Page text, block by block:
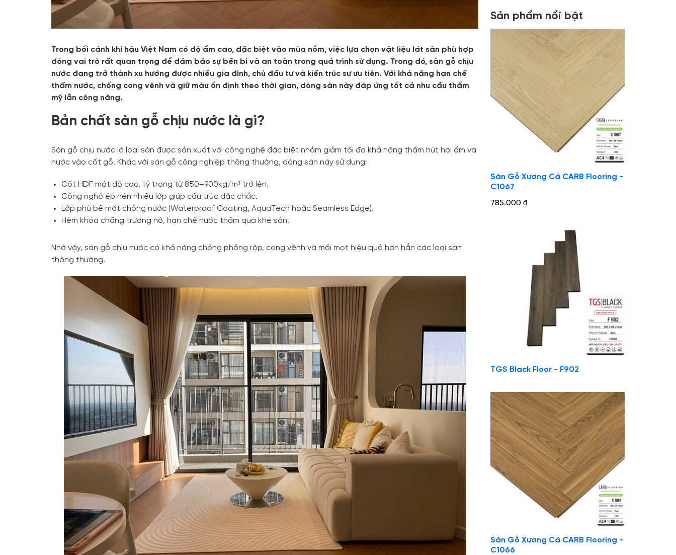
Trong bối cảnh khí hậu Việt Nam có độ ẩm cao, đặc biệt vào mùa nồm, việc lựa chọn vật liệu lát sàn phù hợp
đóng vai trò rất quan trọng để đảm bảo sự bền bỉ và an toàn trong quá trình sử dụng. Trong đó, sàn gỗ chịu
nước đang trở thành xu hướng được nhiều gia đình, chủ đầu tư và kiến trúc sư ưu tiên. Với khả năng hạn chế
thấm nước, chống cong vênh và giữ màu ổn định theo thời gian, dòng sàn này đáp ứng tốt cả nhu cầu thẩm
mỹ lẫn công năng.
Bản chất sàn gỗ chịu nước là gì?
Sàn gỗ chịu nước là loại sàn được sản xuất với công nghệ đặc biệt nhằm giảm tối đa khả năng thấm hút hơi ẩm và
nước vào cốt gỗ. Khác với sàn gỗ công nghiệp thông thường, dòng sàn này sử dụng:
Cốt HDF mật độ cao, tỷ trọng từ 850–900kg/m³ trở lên.
Công nghệ ép nén nhiều lớp giúp cấu trúc đặc chắc.
Lớp phủ bề mặt chống nước (Waterproof Coating, AquaTech hoặc Seamless Edge).
Hèm khóa chống trương nở, hạn chế nước thấm qua khe sàn.
Nhờ vậy, sàn gỗ chịu nước có khả năng chống phồng rộp, cong vênh và mối mọt hiệu quả hơn hẳn các loại sàn
thông thường.
Sản phẩm nổi bật
Sàn Gỗ Xương Cá CARB Flooring -
C1067
785.000 ₫
TGS Black Floor - F902
Sàn Gỗ Xương Cá CARB Flooring -
C1066